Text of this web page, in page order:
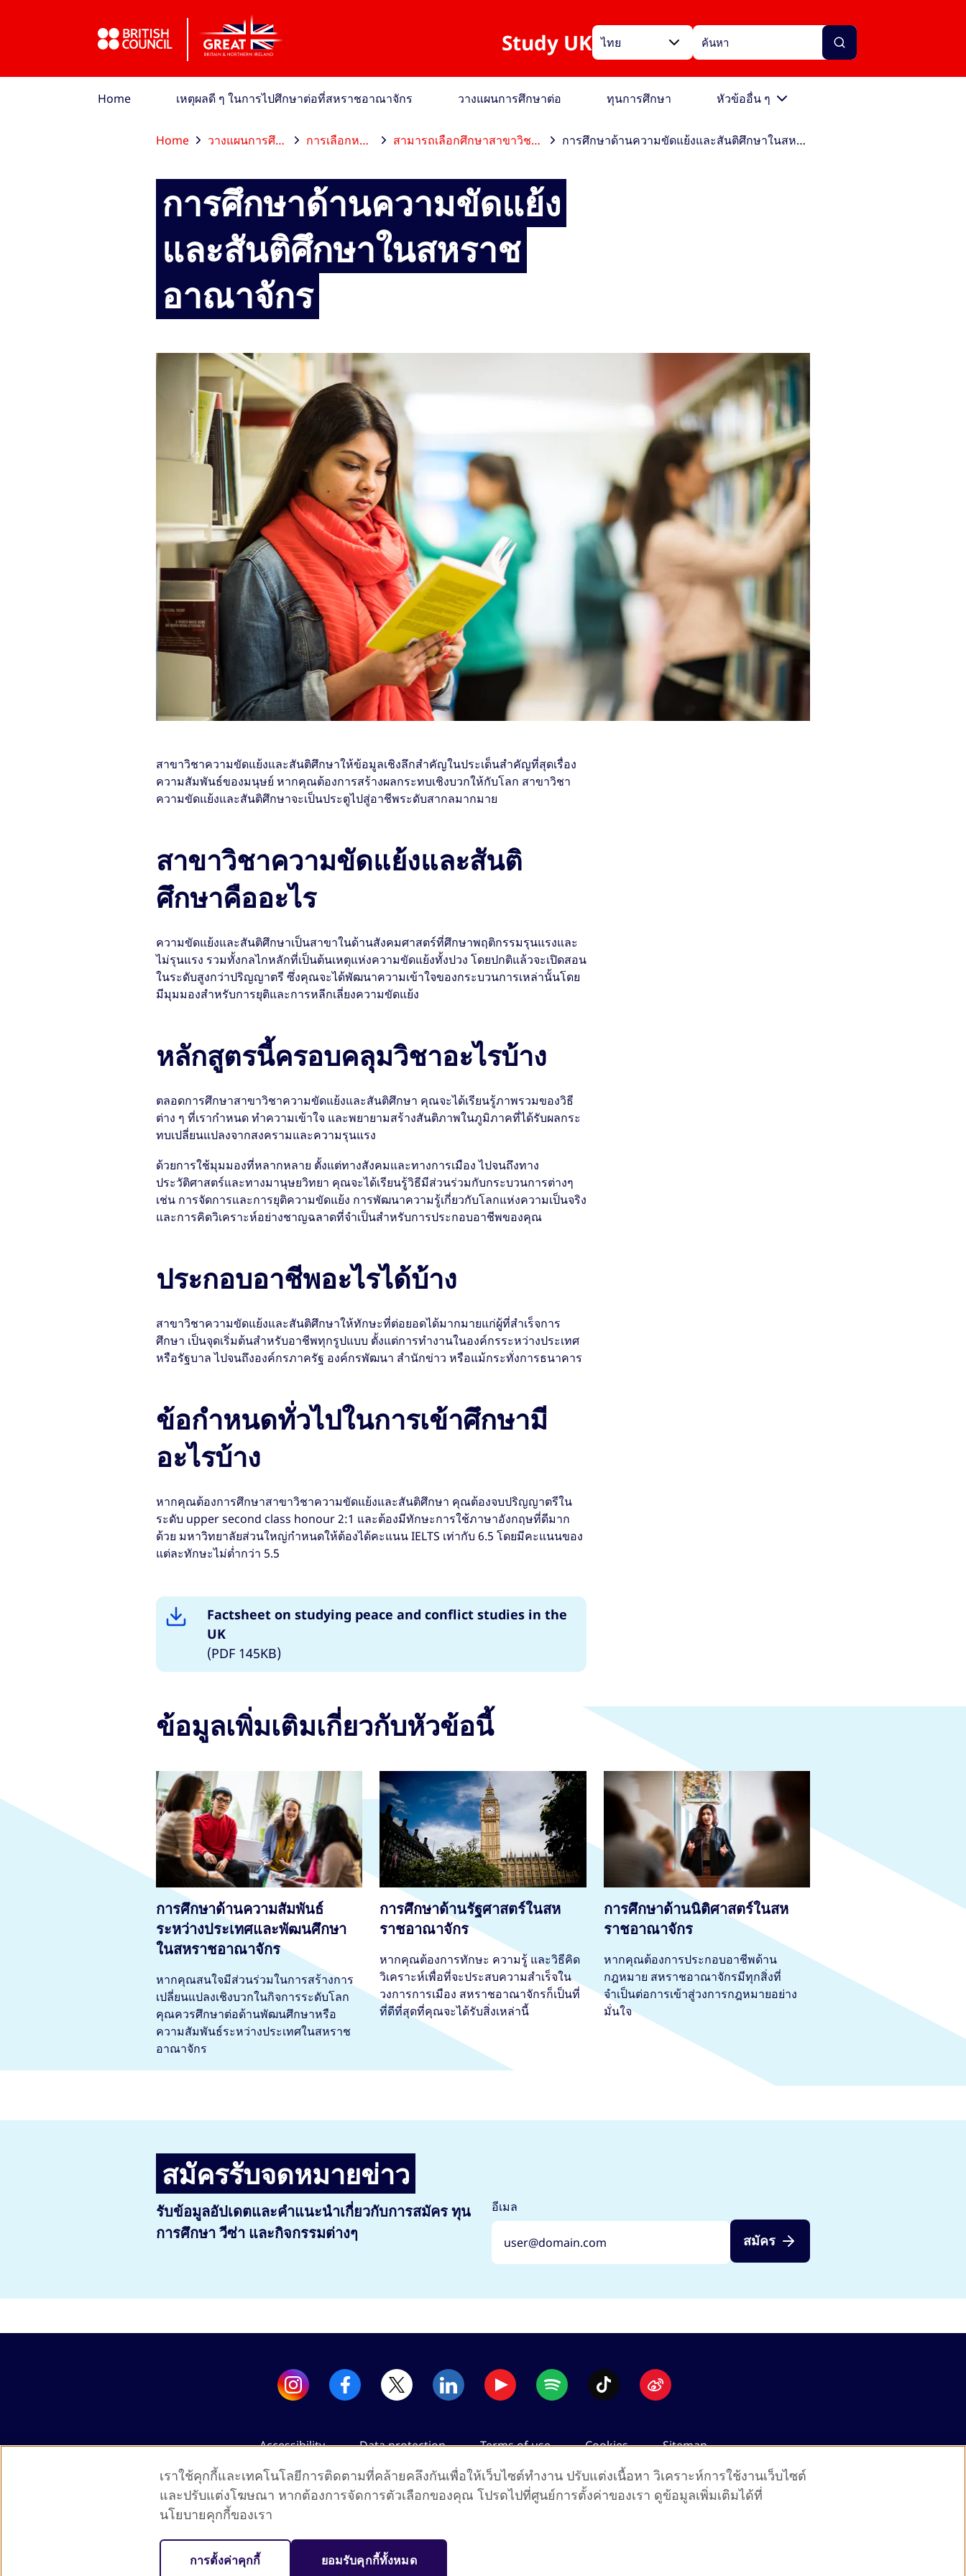
Study UK ไทย
Home เหตุผลดี ๆ ในการไปศึกษาต่อที่สหราชอาณาจักร วางแผนการศึกษาต่อ ทุนการศึกษา หัวข้ออื่น ๆ
Home วางแผนการศึกษาต่อ การเลือกหลักสูตร สามารถเลือกศึกษาสาขาวิชาใดได้บ้าง การศึกษาด้านความขัดแย้งและสันติศึกษาในสหราชอาณาจักร
การศึกษาด้านความขัดแย้ง
และสันติศึกษาในสหราช
อาณาจักร
สาขาวิชาความขัดแย้งและสันติศึกษาให้ข้อมูลเชิงลึกสำคัญในประเด็นสำคัญที่สุดเรื่อง
ความสัมพันธ์ของมนุษย์ หากคุณต้องการสร้างผลกระทบเชิงบวกให้กับโลก สาขาวิชา
ความขัดแย้งและสันติศึกษาจะเป็นประตูไปสู่อาชีพระดับสากลมากมาย
สาขาวิชาความขัดแย้งและสันติ
ศึกษาคืออะไร
ความขัดแย้งและสันติศึกษาเป็นสาขาในด้านสังคมศาสตร์ที่ศึกษาพฤติกรรมรุนแรงและ
ไม่รุนแรง รวมทั้งกลไกหลักที่เป็นต้นเหตุแห่งความขัดแย้งทั้งปวง โดยปกติแล้วจะเปิดสอน
ในระดับสูงกว่าปริญญาตรี ซึ่งคุณจะได้พัฒนาความเข้าใจของกระบวนการเหล่านั้นโดย
มีมุมมองสำหรับการยุติและการหลีกเลี่ยงความขัดแย้ง
หลักสูตรนี้ครอบคลุมวิชาอะไรบ้าง
ตลอดการศึกษาสาขาวิชาความขัดแย้งและสันติศึกษา คุณจะได้เรียนรู้ภาพรวมของวิธี
ต่าง ๆ ที่เรากำหนด ทำความเข้าใจ และพยายามสร้างสันติภาพในภูมิภาคที่ได้รับผลกระ
ทบเปลี่ยนแปลงจากสงครามและความรุนแรง
ด้วยการใช้มุมมองที่หลากหลาย ตั้งแต่ทางสังคมและทางการเมือง ไปจนถึงทาง
ประวัติศาสตร์และทางมานุษยวิทยา คุณจะได้เรียนรู้วิธีมีส่วนร่วมกับกระบวนการต่างๆ
เช่น การจัดการและการยุติความขัดแย้ง การพัฒนาความรู้เกี่ยวกับโลกแห่งความเป็นจริง
และการคิดวิเคราะห์อย่างชาญฉลาดที่จำเป็นสำหรับการประกอบอาชีพของคุณ
ประกอบอาชีพอะไรได้บ้าง
สาขาวิชาความขัดแย้งและสันติศึกษาให้ทักษะที่ต่อยอดได้มากมายแก่ผู้ที่สำเร็จการ
ศึกษา เป็นจุดเริ่มต้นสำหรับอาชีพทุกรูปแบบ ตั้งแต่การทำงานในองค์กรระหว่างประเทศ
หรือรัฐบาล ไปจนถึงองค์กรภาครัฐ องค์กรพัฒนา สำนักข่าว หรือแม้กระทั่งการธนาคาร
ข้อกำหนดทั่วไปในการเข้าศึกษามี
อะไรบ้าง
หากคุณต้องการศึกษาสาขาวิชาความขัดแย้งและสันติศึกษา คุณต้องจบปริญญาตรีใน
ระดับ upper second class honour 2:1 และต้องมีทักษะการใช้ภาษาอังกฤษที่ดีมาก
ด้วย มหาวิทยาลัยส่วนใหญ่กำหนดให้ต้องได้คะแนน IELTS เท่ากับ 6.5 โดยมีคะแนนของ
แต่ละทักษะไม่ต่ำกว่า 5.5
Factsheet on studying peace and conflict studies in the
UK
(PDF 145KB)
ข้อมูลเพิ่มเติมเกี่ยวกับหัวข้อนี้
การศึกษาด้านความสัมพันธ์
ระหว่างประเทศและพัฒนศึกษา
ในสหราชอาณาจักร
หากคุณสนใจมีส่วนร่วมในการสร้างการ
เปลี่ยนแปลงเชิงบวกในกิจการระดับโลก
คุณควรศึกษาต่อด้านพัฒนศึกษาหรือ
ความสัมพันธ์ระหว่างประเทศในสหราช
อาณาจักร
การศึกษาด้านรัฐศาสตร์ในสห
ราชอาณาจักร
หากคุณต้องการทักษะ ความรู้ และวิธีคิด
วิเคราะห์เพื่อที่จะประสบความสำเร็จใน
วงการการเมือง สหราชอาณาจักรก็เป็นที่
ที่ดีที่สุดที่คุณจะได้รับสิ่งเหล่านี้
การศึกษาด้านนิติศาสตร์ในสห
ราชอาณาจักร
หากคุณต้องการประกอบอาชีพด้าน
กฎหมาย สหราชอาณาจักรมีทุกสิ่งที่
จำเป็นต่อการเข้าสู่วงการกฎหมายอย่าง
มั่นใจ
สมัครรับจดหมายข่าว
รับข้อมูลอัปเดตและคำแนะนำเกี่ยวกับการสมัคร ทุน
การศึกษา วีซ่า และกิจกรรมต่างๆ
อีเมล
สมัคร
Accessibility Data protection Terms of use Cookies Sitemap
The United Kingdom's international organisation for cultural relations and educational opportunities.
A registered charity: 209131 (England and Wales) SC037733 (Scotland).
เราใช้คุกกี้และเทคโนโลยีการติดตามที่คล้ายคลึงกันเพื่อให้เว็บไซต์ทำงาน ปรับแต่งเนื้อหา วิเคราะห์การใช้งานเว็บไซต์
และปรับแต่งโฆษณา หากต้องการจัดการตัวเลือกของคุณ โปรดไปที่ศูนย์การตั้งค่าของเรา ดูข้อมูลเพิ่มเติมได้ที่
นโยบายคุกกี้ของเรา
การตั้งค่าคุกกี้ ยอมรับคุกกี้ทั้งหมด